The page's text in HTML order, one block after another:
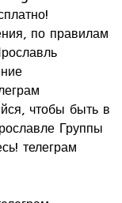
по правилам
чтобы быть в
Группы
телеграм